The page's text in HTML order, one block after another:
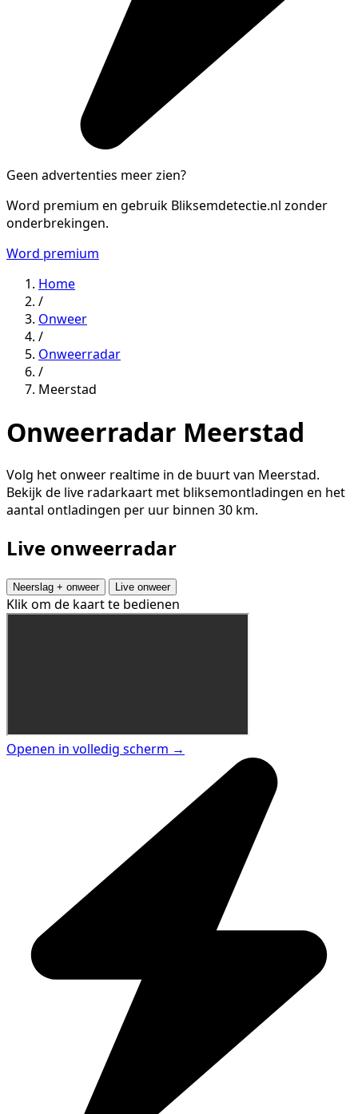
Geen advertenties meer zien?
Word premium en gebruik Bliksemdetectie.nl zonder
onderbrekingen.
Word premium
Home
/
Onweer
/
Onweerradar
/
Meerstad
Onweerradar Meerstad
Volg het onweer realtime in de buurt van Meerstad.
Bekijk de live radarkaart met bliksemontladingen en het
aantal ontladingen per uur binnen 30 km.
Live onweerradar
Neerslag + onweer Live onweer
Klik om de kaart te bedienen
Openen in volledig scherm →